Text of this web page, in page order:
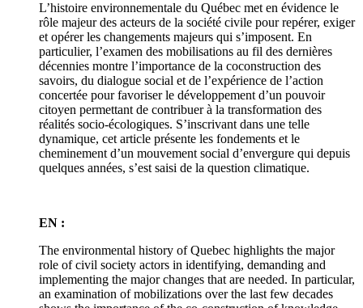
L’histoire environnementale du Québec met en évidence le
rôle majeur des acteurs de la société civile pour repérer, exiger
et opérer les changements majeurs qui s’imposent. En
particulier, l’examen des mobilisations au fil des dernières
décennies montre l’importance de la coconstruction des
savoirs, du dialogue social et de l’expérience de l’action
concertée pour favoriser le développement d’un pouvoir
citoyen permettant de contribuer à la transformation des
réalités socio-écologiques. S’inscrivant dans une telle
dynamique, cet article présente les fondements et le
cheminement d’un mouvement social d’envergure qui depuis
quelques années, s’est saisi de la question climatique.
EN :
The environmental history of Quebec highlights the major
role of civil society actors in identifying, demanding and
implementing the major changes that are needed. In particular,
an examination of mobilizations over the last few decades